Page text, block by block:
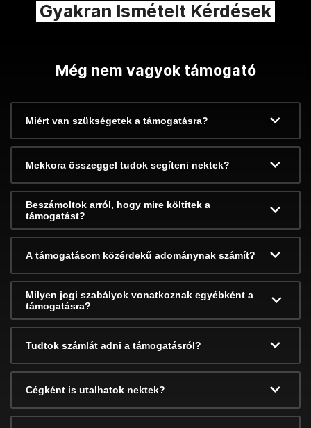
Gyakran Ismételt Kérdések
Még nem vagyok támogató
Miért van szükségetek a támogatásra?
Mekkora összeggel tudok segíteni nektek?
Beszámoltok arról, hogy mire költitek a
támogatást?
A támogatásom közérdekű adománynak számít?
Milyen jogi szabályok vonatkoznak egyébként a
támogatásra?
Tudtok számlát adni a támogatásról?
Cégként is utalhatok nektek?